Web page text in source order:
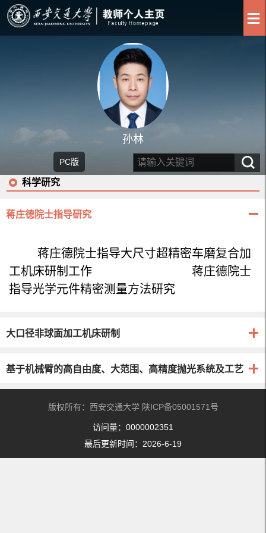
孙林
科学研究
蒋庄德院士指导研究
蒋庄德院士指导大尺寸超精密车磨复合加
工机床研制工作 蒋庄德院士
指导光学元件精密测量方法研究
大口径非球面加工机床研制
基于机械臂的高自由度、大范围、高精度抛光系统及工艺
版权所有：西安交通大学 陕ICP备05001571号
访问量： 0000002351
最后更新时间： 2026-6-19
PC版